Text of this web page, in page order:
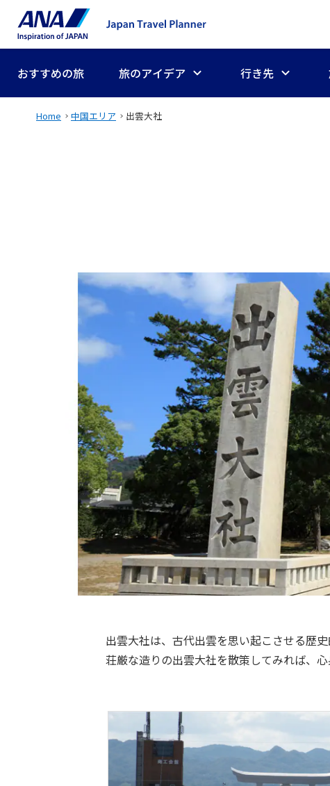
おすすめの旅 旅のアイデア 行き先
Home 中国エリア 出雲大社
出雲大社は、古代出雲を思い起こさせる歴
荘厳な造りの出雲大社を散策してみれば、